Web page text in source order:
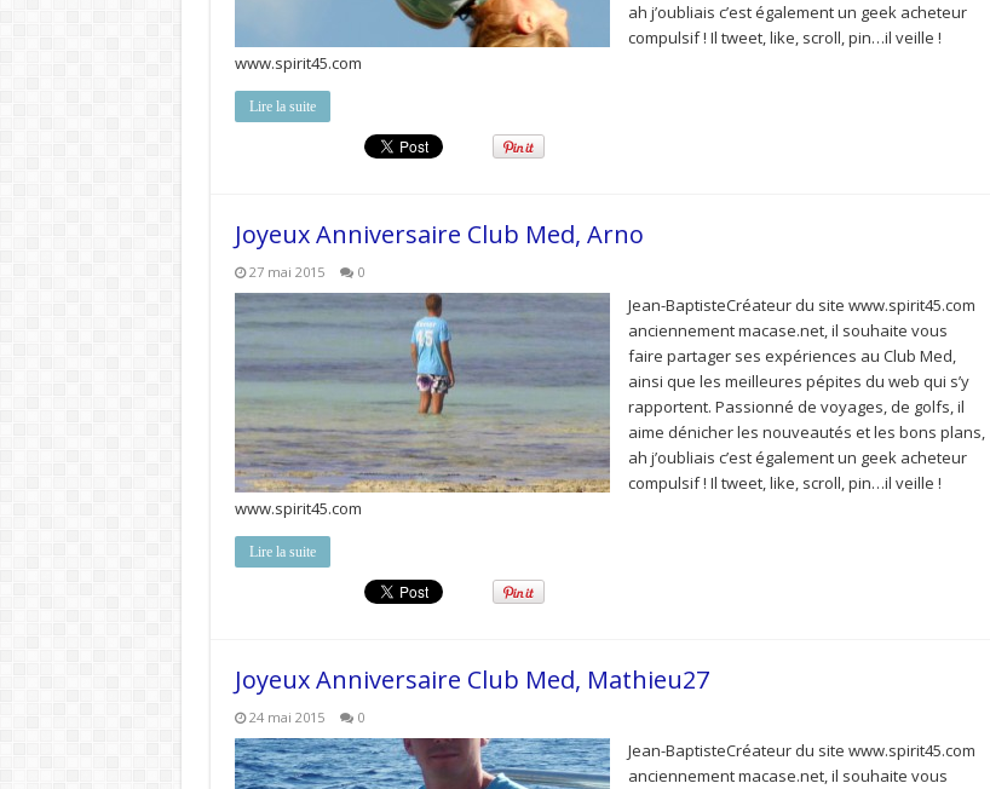
ah j’oubliais c’est également un geek acheteur
compulsif ! Il tweet, like, scroll, pin…il veille !
www.spirit45.com
Lire la suite
Joyeux Anniversaire Club Med, Arno
27 mai 2015 0
Jean-BaptisteCréateur du site www.spirit45.com
anciennement macase.net, il souhaite vous
faire partager ses expériences au Club Med,
ainsi que les meilleures pépites du web qui s’y
rapportent. Passionné de voyages, de golfs, il
aime dénicher les nouveautés et les bons plans,
ah j’oubliais c’est également un geek acheteur
compulsif ! Il tweet, like, scroll, pin…il veille !
www.spirit45.com
Lire la suite
Joyeux Anniversaire Club Med, Mathieu27
24 mai 2015 0
Jean-BaptisteCréateur du site www.spirit45.com
anciennement macase.net, il souhaite vous